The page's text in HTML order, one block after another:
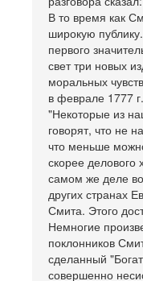
В то время как
широкую
первого
свет три новых
моральных
в феврале 1777
"Некоторые из
говорят, что не
что меньше
скорее делового
самом же деле
других странах
Смита. Этого
Немногие
поклонников
сделанный
совершенно